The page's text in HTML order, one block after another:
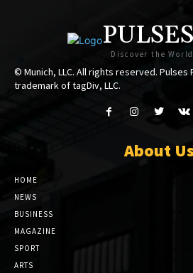
Discover the
© Munich, LLC. All rights reserved. Pulses
trademark of tagDiv, LLC.
About
HOME
NEWS
BUSINESS
MAGAZINE
SPORT
ARTS